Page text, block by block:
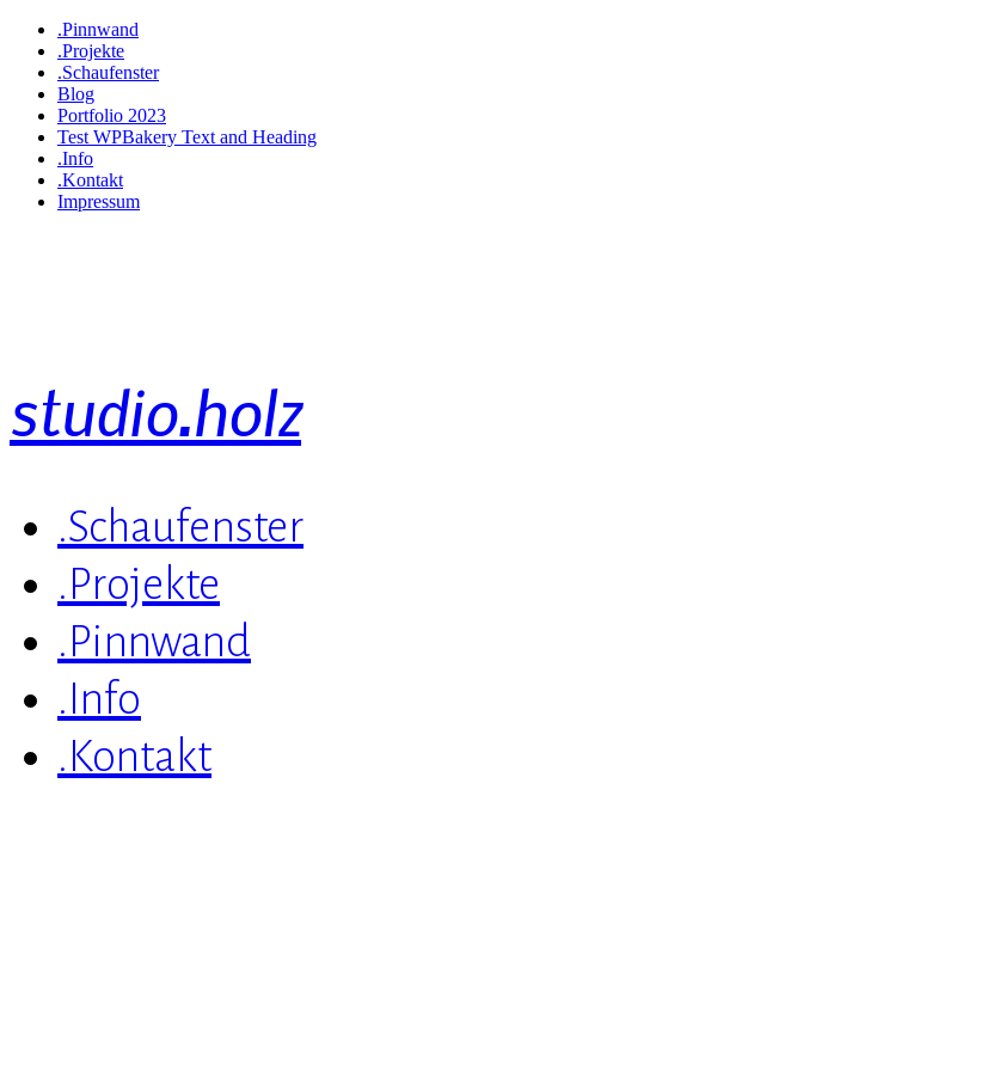
.Pinnwand
.Projekte
.Schaufenster
Blog
Portfolio 2023
Test WPBakery Text and Heading
.Info
.Kontakt
Impressum
studio.holz
.Schaufenster
.Projekte
.Pinnwand
.Info
.Kontakt